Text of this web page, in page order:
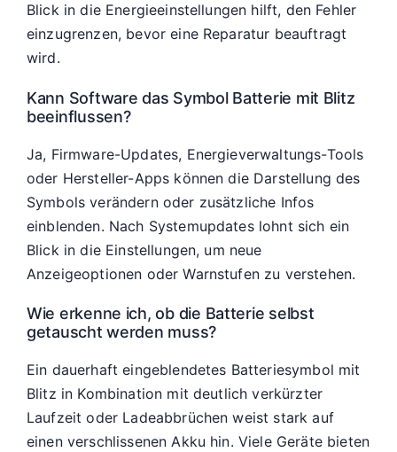
Blick in die Energieeinstellungen hilft, den Fehler
einzugrenzen, bevor eine Reparatur beauftragt
wird.
Kann Software das Symbol Batterie mit Blitz
beeinflussen?
Ja, Firmware-Updates, Energieverwaltungs-Tools
oder Hersteller-Apps können die Darstellung des
Symbols verändern oder zusätzliche Infos
einblenden. Nach Systemupdates lohnt sich ein
Blick in die Einstellungen, um neue
Anzeigeoptionen oder Warnstufen zu verstehen.
Wie erkenne ich, ob die Batterie selbst
getauscht werden muss?
Ein dauerhaft eingeblendetes Batteriesymbol mit
Blitz in Kombination mit deutlich verkürzter
Laufzeit oder Ladeabbrüchen weist stark auf
einen verschlissenen Akku hin. Viele Geräte bieten